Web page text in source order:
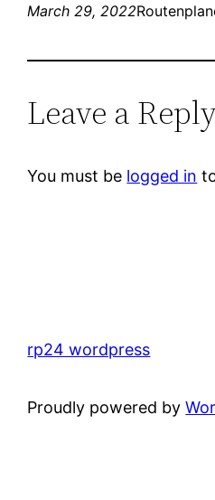
March 29, 2022
Leave a
You must be logged in
rp24 wordpress
Proudly powered by